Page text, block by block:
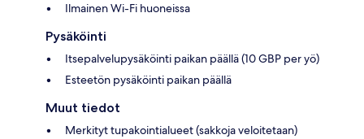
Ilmainen Wi-Fi huoneissa
Pysäköinti
Itsepalvelupysäköinti paikan päällä (10 GBP per yö)
Esteetön pysäköinti paikan päällä
Muut tiedot
Merkityt tupakointialueet (sakkoja veloitetaan)